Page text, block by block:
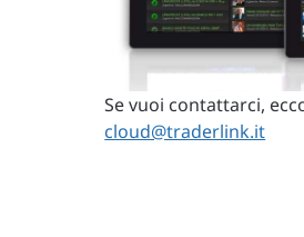
Se vuoi contattarci,
cloud@traderlink.it